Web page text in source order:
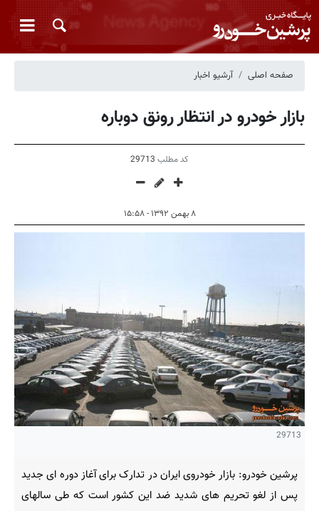
صفحه اصلی آرشیو اخبار
بازار خودرو در انتظار رونق دوباره
کد مطلب 29713
۸ بهمن ۱۳۹۲ - ۱۵:۵۸
29713
پرشین خودرو: بازار خودروی ایران در تدارک برای آغاز دوره ای جدید
پس از لغو تحریم های شدید ضد این کشور است که طی سالهای